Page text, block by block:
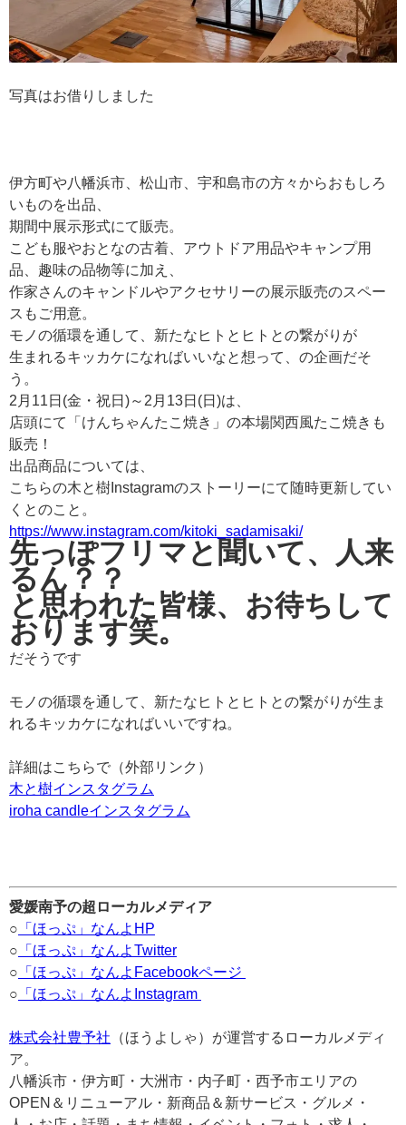
写真はお借りしました
伊方町や八幡浜市、松山市、宇和島市の方々からおもしろ
いものを出品、
期間中展示形式にて販売。
こども服やおとなの古着、アウトドア用品やキャンプ用
品、趣味の品物等に加え、
作家さんのキャンドルやアクセサリーの展示販売のスペー
スもご用意。
モノの循環を通して、新たなヒトとヒトとの繋がりが
生まれるキッカケになればいいなと想って、の企画だそ
う。
2月11日(金・祝日)～2月13日(日)は、
店頭にて「けんちゃんたこ焼き」の本場関西風たこ焼きも
販売！
出品商品については、
こちらの木と樹Instagramのストーリーにて随時更新してい
くとのこと。
https://www.instagram.com/kitoki_sadamisaki/
先っぽフリマと聞いて、人来
るん？？
と思われた皆様、お待ちして
おります笑。
だそうです
モノの循環を通して、新たなヒトとヒトとの繋がりが生ま
れるキッカケになればいいですね。
詳細はこちらで（外部リンク）
木と樹インスタグラム
iroha candleインスタグラム
愛媛南予の超ローカルメディア
○ 「ほっぷ」なんよHP
○ 「ほっぷ」なんよTwitter
○ 「ほっぷ」なんよFacebookページ
○ 「ほっぷ」なんよInstagram
株式会社豊予社 （ほうよしゃ）が運営するローカルメディ
ア。
八幡浜市・伊方町・大洲市・内子町・西予市エリアの
OPEN＆リニューアル・新商品＆新サービス・グルメ・